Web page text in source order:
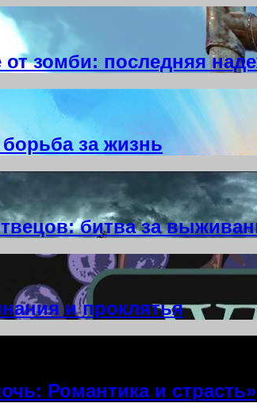
зомби: последняя
за жизнь
битва за
и проклятья
Романтика и страсть»